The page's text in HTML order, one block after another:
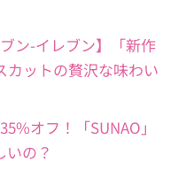
ン-イレブン】「新作
カットの贅沢な味わい
オフ！「SUNAO」
いの？